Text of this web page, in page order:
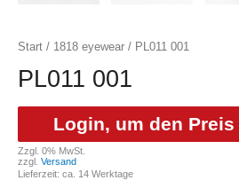
Start / 1818 eyewear / PL011 001
PL011 001
Login, um den
Zzgl. 0% MwSt.
zzgl. Versand
Lieferzeit: ca. 14 Werktage